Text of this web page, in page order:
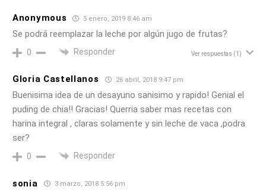
Anonymous 5 enero, 2019 8:46 am
Se podrá reemplazar la leche por algún jugo de frutas?
0 Responder Ver respuestas (1)
Gloria Castellanos 26 abril, 2018 9:47 pm
Buenisima idea de un desayuno sanisimo y rapido! Genial el
puding de chia!! Gracias! Querria saber mas recetas con
harina integral , claras solamente y sin leche de vaca ,podra
ser?
0 Responder
sonia 3 marzo, 2018 5:56 pm